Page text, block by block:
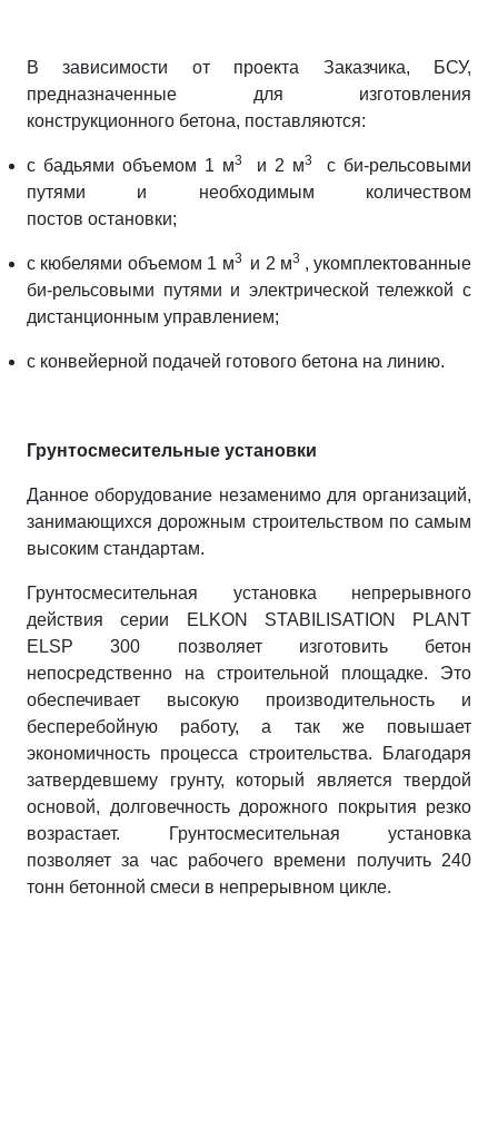
В зависимости от проекта Заказчика, БСУ,
предназначенные для изготовления
конструкционного бетона, поставляются:
с бадьями объемом 1 м3 и 2 м3
с би-рельсовыми
путями и необходимым количеством
постов остановки;
с кюбелями объемом 1 м3 и 2 м3 , укомплектованные
би-рельсовыми путями и электрической тележкой с
дистанционным управлением;
с конвейерной подачей готового бетона на линию.
Грунтосмесительные установки
Данное оборудование незаменимо для организаций,
занимающихся дорожным строительством по самым
высоким стандартам.
Грунтосмесительная установка непрерывного
действия серии ELKON STABILISATION PLANT
ELSP 300 позволяет изготовить бетон
непосредственно на строительной площадке. Это
обеспечивает высокую производительность и
бесперебойную работу, а так же повышает
экономичность процесса строительства. Благодаря
затвердевшему грунту, который является твердой
основой, долговечность дорожного покрытия резко
возрастает. Грунтосмесительная установка
позволяет за час рабочего времени получить 240
тонн бетонной смеси в непрерывном цикле.